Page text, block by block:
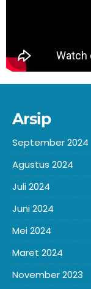
Arsip
September 2024
Agustus 2024
Juli 2024
Juni 2024
Mei 2024
Maret 2024
November 2023